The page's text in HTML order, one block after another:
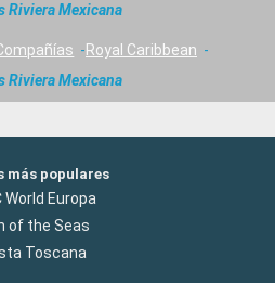
Riviera Mexicana
Royal Caribbean
Riviera Mexicana
más populares
World Europa
of the Seas
Toscana